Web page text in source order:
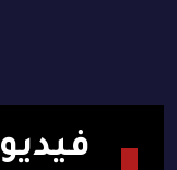
فيديو